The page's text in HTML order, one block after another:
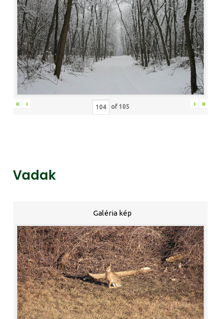
« ‹ of 105 › »
Vadak
Galéria kép